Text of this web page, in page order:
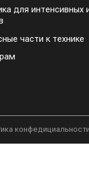
для интенсивных
конфедициальности
части к технике